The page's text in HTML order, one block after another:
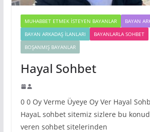
MUHABBET ETMEK İSTEYEN BAYANLAR
BAYAN
BAYAN ARKADAŞ İLANLARI
BAYANLARLA SOHBET
BOŞANMIŞ BAYANLAR
Hayal Sohbet
0 0 Oy Verme Üyeye Oy Ver Hayal
HayaL sohbet sitemiz sizlere bu
veren sohbet sitelerinden